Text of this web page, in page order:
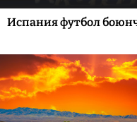
Испания футбол